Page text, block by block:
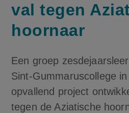
val tegen
hoornaar
Een groep
Sint-Gummaruscollege
opvallend project
tegen de Aziatische